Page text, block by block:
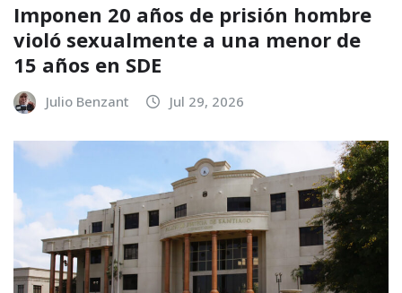
Imponen 20 años de prisión hombre
violó sexualmente a una menor de
15 años en SDE
Julio Benzant Jul 29, 2026